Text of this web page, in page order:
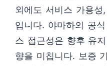
외에도 서비스 가용
입니다. 야마하의 공
스 접근성은 향후 유
향을 미칩니다. 보증